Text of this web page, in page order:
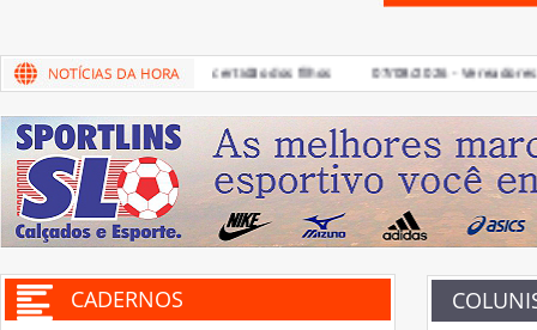
pais na vida e também na certidão dos filhos 07/08/2026 - Vereadores
CADERNOS